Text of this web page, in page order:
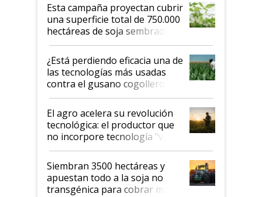
Esta campaña proyectan cubrir
una superficie total de 750.000
hectáreas de soja sembradas
con una nueva generación de
variedades que marcan un
salto tecnológico en genética y
rendimiento
¿Está perdiendo eficacia una de
las tecnologías más usadas
contra el gusano cogollero? El
desafío de una tecnología clave
El agro acelera su revolución
tecnológica: el productor que
no incorpore tecnología "va a
perder el tren"
Siembran 3500 hectáreas y
apuestan todo a la soja no
transgénica para cobrar más